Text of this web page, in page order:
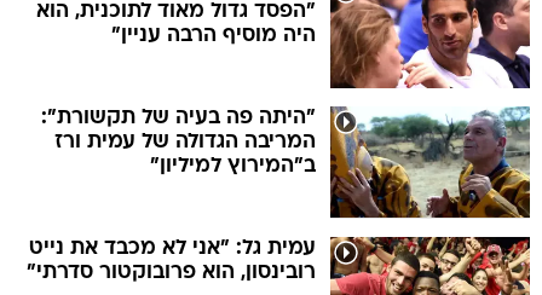
"הפסד גדול מאוד לתוכנית, הוא
היה מוסיף הרבה עניין"
"היתה פה בעיה של תקשורת":
המריבה הגדולה של עמית ורז
ב"המירוץ למיליון"
עמית גל: "אני לא מכבד את נייט
רובינסון, הוא פרובוקטור סדרתי"